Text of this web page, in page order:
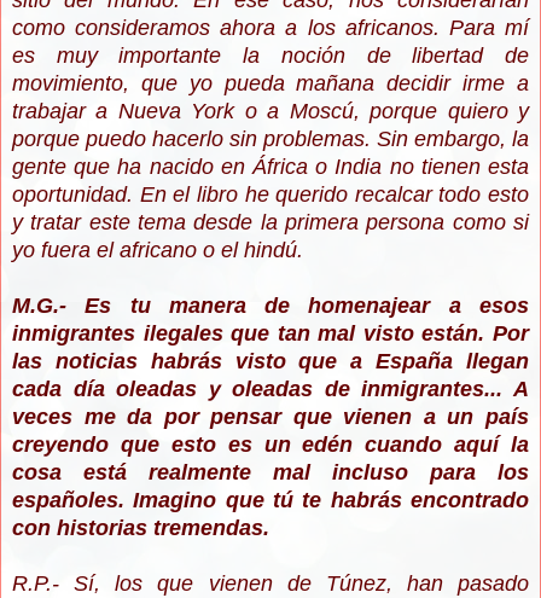
como consideramos ahora a los africanos. Para mí
es muy importante la noción de libertad de
movimiento, que yo pueda mañana decidir irme a
trabajar a Nueva York o a Moscú, porque quiero y
porque puedo hacerlo sin problemas. Sin embargo, la
gente que ha nacido en África o India no tienen esta
oportunidad. En el libro he querido recalcar todo esto
y tratar este tema desde la primera persona como si
yo fuera el africano o el hindú.
M.G.- Es tu manera de homenajear a esos
inmigrantes ilegales que tan mal visto están. Por
las noticias habrás visto que a España llegan
cada día oleadas y oleadas de inmigrantes... A
veces me da por pensar que vienen a un país
creyendo que esto es un edén cuando aquí la
cosa está realmente mal incluso para los
españoles. Imagino que tú te habrás encontrado
con historias tremendas.
R.P.- Sí, los que vienen de Túnez, han pasado